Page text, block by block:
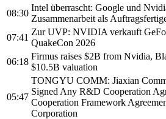
08:30
Intel überrascht: Google und
Zusammenarbeit als
07:41
Zur UVP: NVIDIA verkauft
QuakeCon 2026
06:18
Firmus raises $2B from Nvidia,
$10.5B valuation
05:47
TONGYU COMM: Jiaxian
Signed Any R&D Cooperation
Cooperation Framework
Corporation